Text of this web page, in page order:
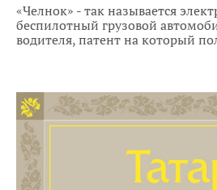
«Челнок» - так называется
беспилотный грузовой
водителя, патент на который